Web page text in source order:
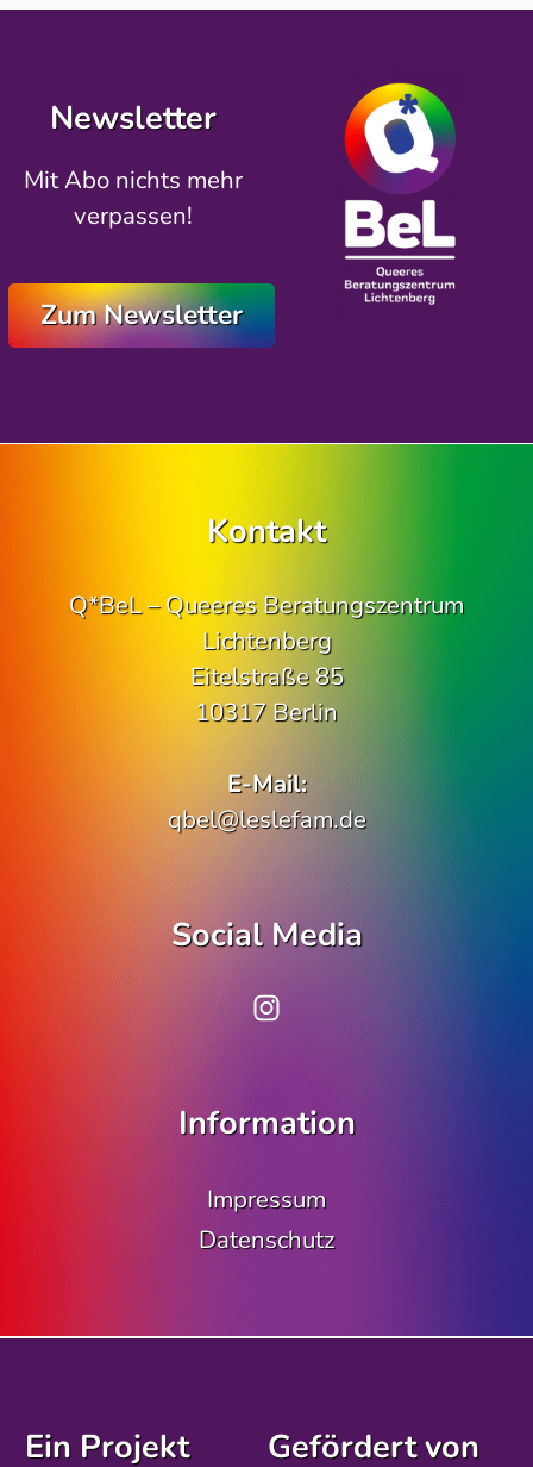
Newsletter
Mit Abo nichts mehr
verpassen!
Zum Newsletter
Kontakt
Q*BeL – Queeres Beratungszentrum
Lichtenberg
Eitelstraße 85
10317 Berlin
E-Mail:
qbel@leslefam.de
Social Media
Information
Impressum
Datenschutz
Ein Projekt
Gefördert von